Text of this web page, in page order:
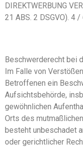
DIREKTWERBUNG
21 ABS. 2 DSGVO). 4 /
Beschwerderecht bei
Im Falle von
Betroffenen ein
Aufsichtsbehörde,
gewöhnlichen
Orts des
besteht unbeschadet
oder gerichtlicher